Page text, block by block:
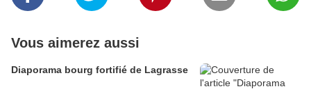
Vous aimerez aussi
Diaporama bourg fortifié de Lagrasse